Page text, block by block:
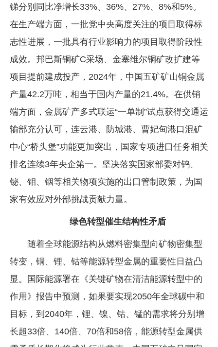
锑分别同比净增长33%、36%、27%、8%和5%。
在生产端方面，一批党中央高度关注的项目取得标
志性进展，一批具有行业影响力的项目取得阶段性
成效。邦巴斯铜矿C采场、金塞维尔铜矿改扩建等
项目提前建成投产，2024年，中国五矿矿山铜金属
产量42.2万吨，相当于国内产量的21.4%。在供销
端方面，金属矿产多式联运“一单制”试点获得交通运
输部充分认可，连云港、防城港、曹妃甸港口混矿
中心“桥头堡”功能更加突出，国家专项进口任务相关
排名连续3年央企第一。坚决落实国家部委对钨、
铋、钼、铟等相关物项实施的出口管制政策，为国
家有效应对外部挑战贡献力量。
绿色转型催生结构性矛盾
随着全球能源结构从燃料密集型向矿物密集型
转变，铜、锂、钴等能源转型金属的重要性日益凸
显。国际能源署在《关键矿物在清洁能源转型中的
作用》报告中预测，如果要实现2050年全球碳中和
目标，到2040年，锂、镍、钴、锰的需求将分别增
长超33倍、140倍、70倍和58倍，能源转型金属供